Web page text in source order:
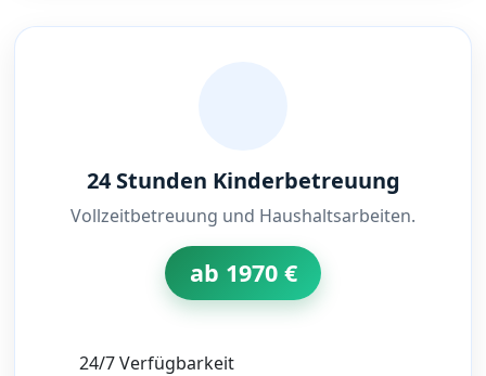
24 Stunden Kinderbetreuung
Vollzeitbetreuung und Haushaltsarbeiten.
ab 1970 €
24/7 Verfügbarkeit